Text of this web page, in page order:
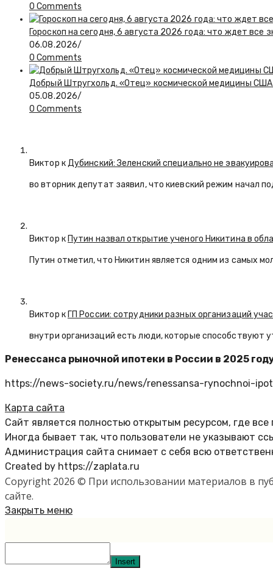
0 Comments
Гороскоп на сегодня, 6 августа 2026 года: что ждет все
06.08.2026/
0 Comments
Добрый Штругхольд. «Отец» космической медицины
05.08.2026/
0 Comments
Виктор кДубинский: Зеленский специально не
во вторник депутат заявил, что киевский режим начал
Виктор к Путин назвал открытие ученого Никитина в
Путин отметил, что Никитин является одним из самых
Виктор к ГП России: сотрудники разных организаций
внутри организаций есть люди, которые способствуют
Ренессанса рыночной ипотеки в России в 2025
https://news-society.ru/news/renessansa-rynochnoi-
Карта сайта
Сайт является полностью открытым ресурсом, где
Иногда бывает так, что пользователи не указывают
Администрация сайта снимает с себя всю
Created by https://zaplata.ru
Copyright 2026 © При использовании материалов в
сайте.
Закрыть меню
Insert